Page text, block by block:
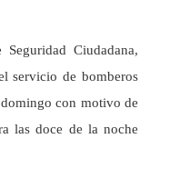
Ciudadana,
servicio de bomberos
con motivo de
las doce de la noche